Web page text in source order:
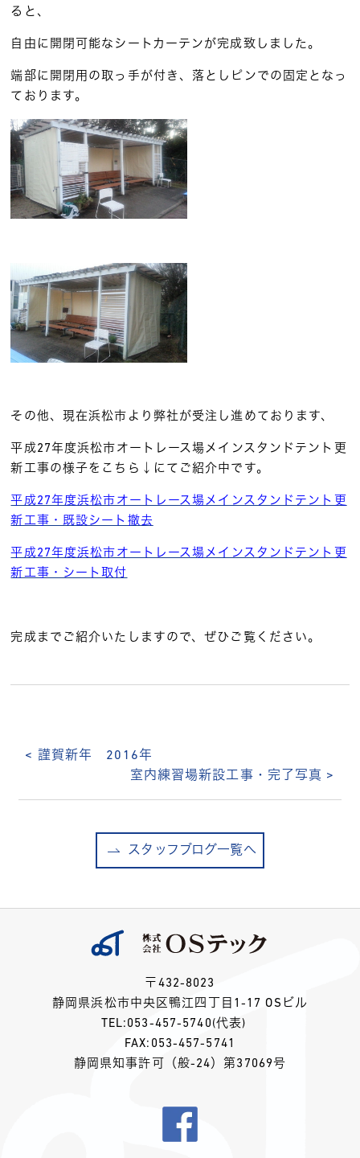
ると、
自由に開閉可能なシートカーテンが完成致しました。
端部に開閉用の取っ手が付き、落としピンでの固定となっ
ております。
その他、現在浜松市より弊社が受注し進めております、
平成27年度浜松市オートレース場メインスタンドテント更
新工事の様子をこちら↓にてご紹介中です。
平成27年度浜松市オートレース場メインスタンドテント更
新工事・既設シート撤去
平成27年度浜松市オートレース場メインスタンドテント更
新工事・シート取付
完成までご紹介いたしますので、ぜひご覧ください。
< 謹賀新年 2016年
室内練習場新設工事・完了写真 >
スタッフブログ一覧へ
〒432-8023
静岡県浜松市中央区鴨江四丁目1-17 OSビル
TEL: 053-457-5740 (代表)
FAX:053-457-5741
静岡県知事許可（般-24）第37069号